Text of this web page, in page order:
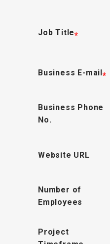
Job Title*
Business E-mail*
Business Phone
No.
Website URL
Number of
Employees
Project